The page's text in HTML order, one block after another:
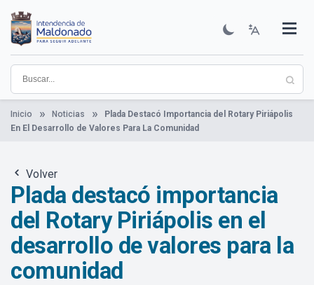
contenido
principal
Institucional
Municipios
Descubre Maldonado
Comunicación
Servicios
Guía De Trámites
Ver Noticias
Inicio Noticias
Plada Destacó Importancia del Rotary Piriápolis
En El Desarrollo de Valores Para La Comunidad
Volver
Plada destacó importancia
del Rotary Piriápolis en el
desarrollo de valores para la
comunidad